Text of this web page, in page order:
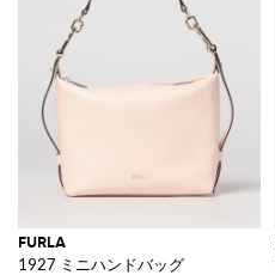
FURLA
1927 ミニハンドバッグ